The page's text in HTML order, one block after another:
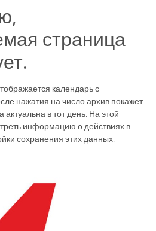
страница
календарь с
нажатия на число архив покажет
в тот день. На этой
информацию о действиях в
сохранения этих данных.